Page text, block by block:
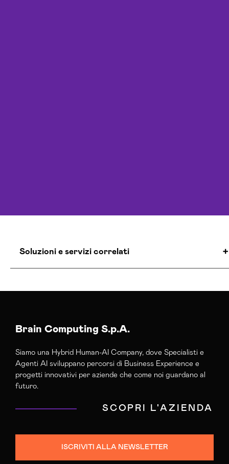
Soluzioni e servizi correlati
Agenzia Google Partner Catanzaro
Agenzia Social Media Marketing Catanzaro
Agenzia Web Marketing Catanzaro
Campagne Adv Social Catanzaro
Campagne Display Advertising Catanzaro
Brain Computing S.p.A.
Siamo una Hybrid Human-AI Company, dove Specialisti e
Agenti AI sviluppano percorsi di Business Experience e
progetti innovativi per aziende che come noi guardano al
futuro.
SCOPRI L'AZIENDA
ISCRIVITI ALLA NEWSLETTER